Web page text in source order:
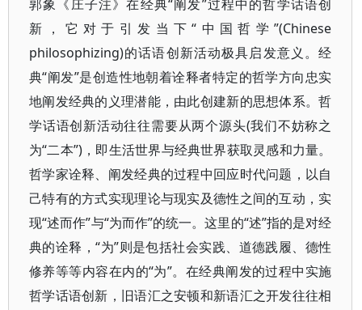
郭象《庄子注》在经典“阐发”过程中的哲学话语创
新，它对于引发当下“中国哲学”(Chinese
philosophizing)的话语创新活动极具启发意义。经
典“阐发”是创造性地朝着诠释者特定的哲学方向忠实
地阐发经典的义理潜能，由此创建新的思想体系。哲
学话语创新活动往往需要从两个源头(我们不妨称之
为“二本”)，即生活世界与经典世界获取灵感和力量。
哲学家诠释、阐发经典的过程中回应时代问题，以自
己特有的方式实现理论与现实及德性之间的互动，实
现“述而作”与“为而作”的统一。这里的“述”指的是对经
典的诠释，“为”则是包括社会实践、道德践履、德性
修养等等内容在内的“为”。在经典阐发的过程中实施
哲学话语创新，旧语汇之安顿和新语汇之开发往往相